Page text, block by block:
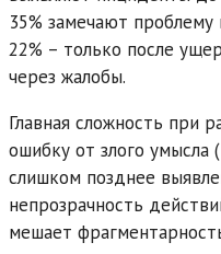
35% замечают
22% – только после
через жалобы.
Главная сложность при
ошибку от злого умысла
слишком позднее
непрозрачность
мешает